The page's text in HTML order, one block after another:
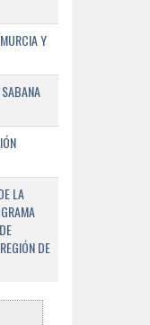
Y
LA
DE